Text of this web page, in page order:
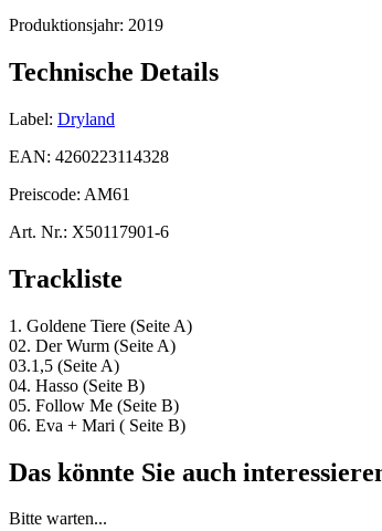
Produktionsjahr: 2019
Technische Details
Label: Dryland
EAN: 4260223114328
Preiscode: AM61
Art. Nr.: X50117901-6
Trackliste
1. Goldene Tiere (Seite A)
02. Der Wurm (Seite A)
03.1,5 (Seite A)
04. Hasso (Seite B)
05. Follow Me (Seite B)
06. Eva + Mari ( Seite B)
Das könnte Sie auch
Bitte warten...